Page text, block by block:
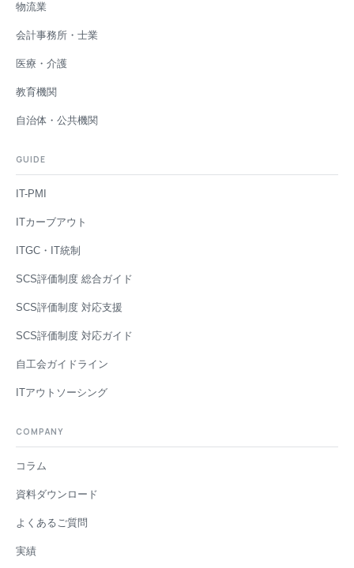
物流業
会計事務所・士業
医療・介護
教育機関
自治体・公共機関
GUIDE
IT-PMI
ITカーブアウト
ITGC・IT統制
SCS評価制度 総合ガイド
SCS評価制度 対応支援
SCS評価制度 対応ガイド
自工会ガイドライン
ITアウトソーシング
COMPANY
コラム
資料ダウンロード
よくあるご質問
実績